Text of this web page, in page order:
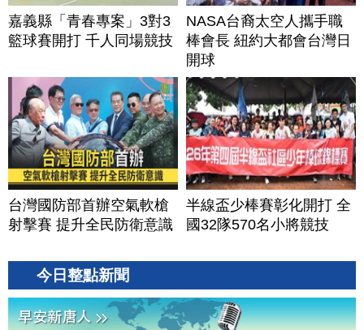
嘉義縣「青春專案」3對3
籃球賽開打 千人同場競技
NASA台裔太空人攜手職
棒會長 紐約大都會台灣日
開球
台灣國防部首辦空氣軟槍
射擊賽 提升全民防衛意識
半線盃少棒賽彰化開打 全
國32隊570名小將競技
今日整點新聞